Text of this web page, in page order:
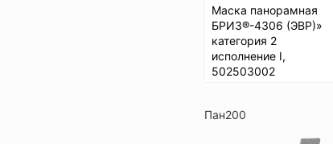
Маска панорамная
БРИЗ®-4306 (ЭВР)»
категория 2
исполнение I,
502503002
Пан200